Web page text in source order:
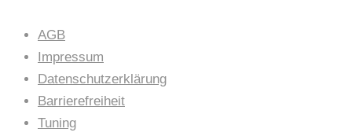
AGB
Impressum
Datenschutzerklärung
Barrierefreiheit
Tuning